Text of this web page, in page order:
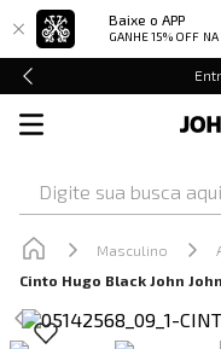
Baixe o APP
GANHE 15% OFF
Masculino
Cinto Hugo Black John